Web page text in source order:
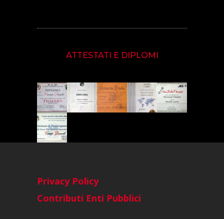
ATTESTATI E DIPLOMI
Privacy Policy
Contributi Enti Pubblici